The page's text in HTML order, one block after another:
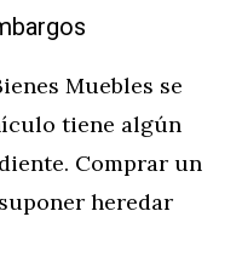
Muebles se
tiene algún
Comprar un
heredar